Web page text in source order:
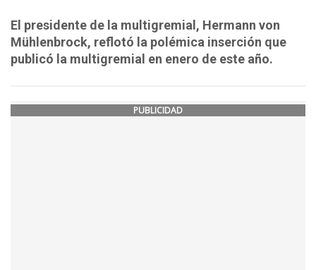
El presidente de la multigremial, Hermann von
Mühlenbrock, reflotó la polémica inserción que
publicó la multigremial en enero de este año.
PUBLICIDAD